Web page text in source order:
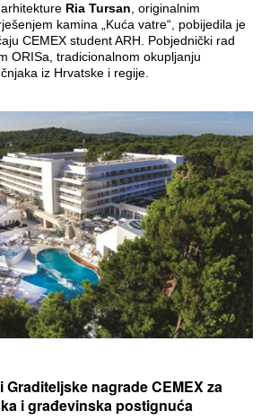
Ria Tursan, originalnim
kamina „Kuća vatre“, pobijedila je
CEMEX student ARH. Pobjednički rad
ORISa, tradicionalnom okupljanju
iz Hrvatske i regije.
nagrade CEMEX za
i građevinska postignuća